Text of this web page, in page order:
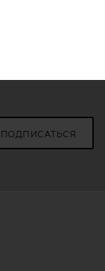
ПОДПИСАТЬСЯ